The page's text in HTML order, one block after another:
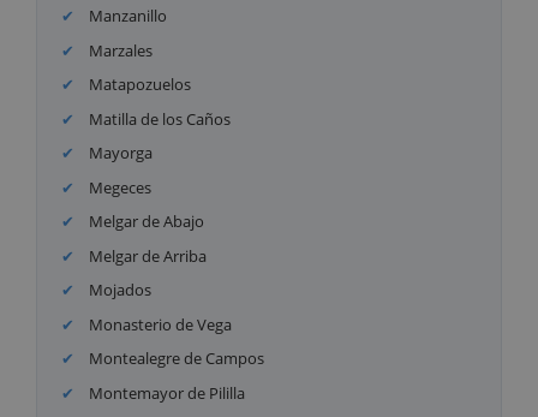
Manzanillo
Marzales
Matapozuelos
Matilla de los Caños
Mayorga
Megeces
Melgar de Abajo
Melgar de Arriba
Mojados
Monasterio de Vega
Montealegre de Campos
Montemayor de Pililla